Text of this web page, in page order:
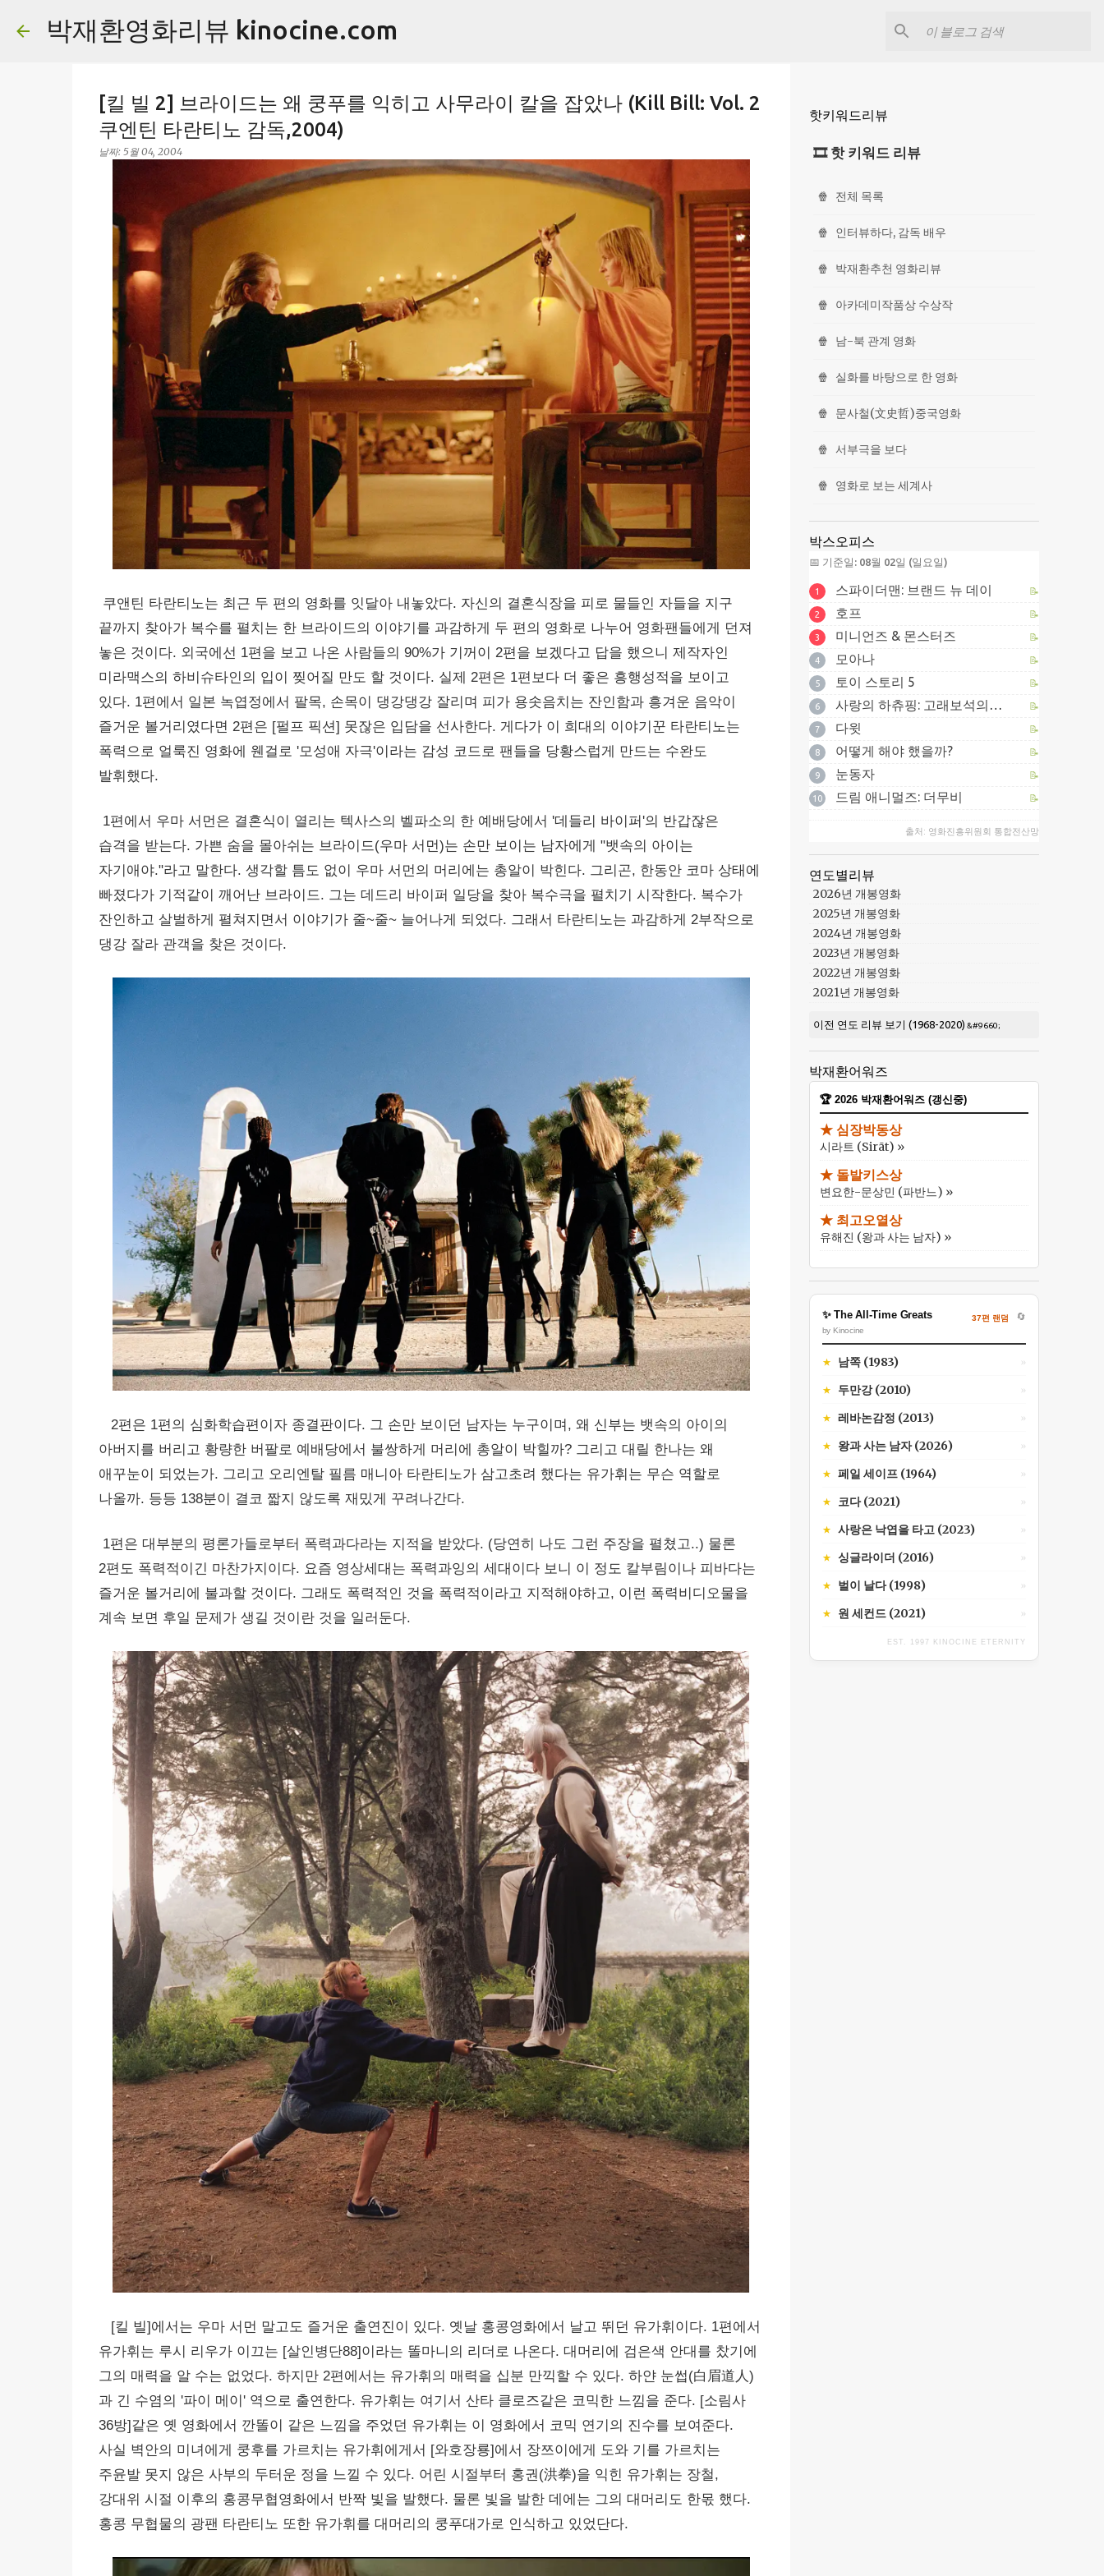
박재환영화리뷰 kinocine.com
[킬 빌 2] 브라이드는 왜 쿵푸를 익히고 사무라이 칼을 잡았나 (Kill Bill: Vol. 2
쿠엔틴 타란티노 감독,2004)
날짜: 5월 04, 2004
쿠앤틴 타란티노는 최근 두 편의 영화를 잇달아 내놓았다. 자신의 결혼식장을 피로 물들인 자들을 지구
끝까지 찾아가 복수를 펼치는 한 브라이드의 이야기를 과감하게 두 편의 영화로 나누어 영화팬들에게 던져
놓은 것이다. 외국에선 1편을 보고 나온 사람들의 90%가 기꺼이 2편을 보겠다고 답을 했으니 제작자인
미라맥스의 하비슈타인의 입이 찢어질 만도 할 것이다. 실제 2편은 1편보다 더 좋은 흥행성적을 보이고
있다. 1편에서 일본 녹엽정에서 팔목, 손목이 댕강댕강 잘리며 피가 용솟음치는 잔인함과 흥겨운 음악이
즐거운 볼거리였다면 2편은 [펄프 픽션] 못잖은 입담을 선사한다. 게다가 이 희대의 이야기꾼 타란티노는
폭력으로 얼룩진 영화에 웬걸로 '모성애 자극'이라는 감성 코드로 팬들을 당황스럽게 만드는 수완도
발휘했다.
1편에서 우마 서먼은 결혼식이 열리는 텍사스의 벨파소의 한 예배당에서 '데들리 바이퍼'의 반갑잖은
습격을 받는다. 가쁜 숨을 몰아쉬는 브라이드(우마 서먼)는 손만 보이는 남자에게 "뱃속의 아이는
자기애야."라고 말한다. 생각할 틈도 없이 우마 서먼의 머리에는 총알이 박힌다. 그리곤, 한동안 코마 상태에
빠졌다가 기적같이 깨어난 브라이드. 그는 데드리 바이퍼 일당을 찾아 복수극을 펼치기 시작한다. 복수가
잔인하고 살벌하게 펼쳐지면서 이야기가 줄~줄~ 늘어나게 되었다. 그래서 타란티노는 과감하게 2부작으로
댕강 잘라 관객을 찾은 것이다.
2편은 1편의 심화학습편이자 종결판이다. 그 손만 보이던 남자는 누구이며, 왜 신부는 뱃속의 아이의
아버지를 버리고 황량한 버팔로 예배당에서 불쌍하게 머리에 총알이 박힐까? 그리고 대릴 한나는 왜
애꾸눈이 되었는가. 그리고 오리엔탈 필름 매니아 타란티노가 삼고초려 했다는 유가휘는 무슨 역할로
나올까. 등등 138분이 결코 짧지 않도록 재밌게 꾸려나간다.
1편은 대부분의 평론가들로부터 폭력과다라는 지적을 받았다. (당연히 나도 그런 주장을 펼쳤고..) 물론
2편도 폭력적이긴 마찬가지이다. 요즘 영상세대는 폭력과잉의 세대이다 보니 이 정도 칼부림이나 피바다는
즐거운 볼거리에 불과할 것이다. 그래도 폭력적인 것을 폭력적이라고 지적해야하고, 이런 폭력비디오물을
계속 보면 후일 문제가 생길 것이란 것을 일러둔다.
[킬 빌]에서는 우마 서먼 말고도 즐거운 출연진이 있다. 옛날 홍콩영화에서 날고 뛰던 유가휘이다. 1편에서
유가휘는 루시 리우가 이끄는 [살인병단88]이라는 똘마니의 리더로 나온다. 대머리에 검은색 안대를 찼기에
그의 매력을 알 수는 없었다. 하지만 2편에서는 유가휘의 매력을 십분 만끽할 수 있다. 하얀 눈썹(白眉道人)
과 긴 수염의 '파이 메이' 역으로 출연한다. 유가휘는 여기서 산타 클로즈같은 코믹한 느낌을 준다. [소림사
36방]같은 옛 영화에서 깐똘이 같은 느낌을 주었던 유가휘는 이 영화에서 코믹 연기의 진수를 보여준다.
사실 벽안의 미녀에게 쿵후를 가르치는 유가휘에게서 [와호장룡]에서 장쯔이에게 도와 기를 가르치는
주윤발 못지 않은 사부의 두터운 정을 느낄 수 있다. 어린 시절부터 홍권(洪拳)을 익힌 유가휘는 장철,
강대위 시절 이후의 홍콩무협영화에서 반짝 빛을 발했다. 물론 빛을 발한 데에는 그의 대머리도 한몫 했다.
홍콩 무협물의 광팬 타란티노 또한 유가휘를 대머리의 쿵푸대가로 인식하고 있었단다.
핫키워드리뷰
🎞 핫 키워드 리뷰
🍿 전체 목록
🍿 인터뷰하다, 감독 배우
🍿 박재환추천 영화리뷰
🍿 아카데미작품상 수상작
🍿 남-북 관계 영화
🍿 실화를 바탕으로 한 영화
🍿 문사철(文史哲)중국영화
🍿 서부극을 보다
🍿 영화로 보는 세계사
박스오피스
📅 기준일: 08월 02일 (일요일)
1 스파이더맨: 브랜드 뉴 데이 📝
2 호프 📝
3 미니언즈 & 몬스터즈 📝
4 모아나 📝
5 토이 스토리 5 📝
6 사랑의 하츄핑: 고래보석의 전설 📝
7 다윗 📝
8 어떻게 해야 했을까? 📝
9 눈동자 📝
10 드림 애니멀즈: 더무비 📝
출처: 영화진흥위원회 통합전산망
연도별리뷰
2026년 개봉영화
2025년 개봉영화
2024년 개봉영화
2023년 개봉영화
2022년 개봉영화
2021년 개봉영화
이전 연도 리뷰 보기 (1968-2020)
박재환어워즈
🏆 2026 박재환어워즈 (갱신중)
★ 심장박동상
시라트 (Sirāt) »
★ 돌발키스상
변요한-문상민 (파반느) »
★ 최고오열상
유해진 (왕과 사는 남자) »
✨ The All-Time Greats
by Kinocine
37편 랜덤 🔄
★ 남쪽 (1983) »
★ 두만강 (2010) »
★ 레바논감정 (2013) »
★ 왕과 사는 남자 (2026) »
★ 페일 세이프 (1964) »
★ 코다 (2021) »
★ 사랑은 낙엽을 타고 (2023) »
★ 싱글라이더 (2016) »
★ 벌이 날다 (1998) »
★ 원 세컨드 (2021) »
EST. 1997 KINOCINE ETERNITY